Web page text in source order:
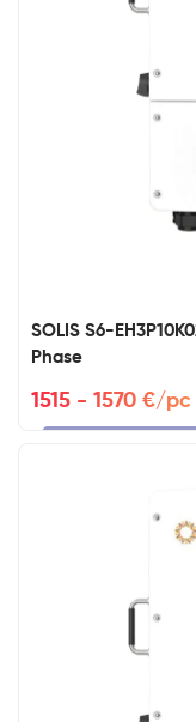
SOLIS S6-
Phase
1515 - 1570 €/pc